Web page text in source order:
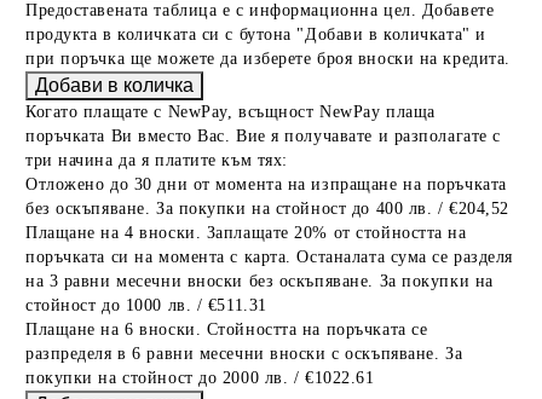
Предоставената таблица е с информационна цел. Добавете
продукта в количката си с бутона "Добави в количката" и
при поръчка ще можете да изберете броя вноски на кредита.
Когато плащате с NewPay, всъщност NewPay плаща
поръчката Ви вместо Вас. Вие я получавате и разполагате с
три начина да я платите към тях:
Отложено до 30 дни от момента на изпращане на поръчката
без оскъпяване. За покупки на стойност до 400 лв. / €204,52
Плащане на 4 вноски. Заплащате 20% от стойността на
поръчката си на момента с карта. Останалата сума се разделя
на 3 равни месечни вноски без оскъпяване. За покупки на
стойност до 1000 лв. / €511.31
Плащане на 6 вноски. Стойността на поръчката се
разпределя в 6 равни месечни вноски с оскъпяване. За
покупки на стойност до 2000 лв. / €1022.61